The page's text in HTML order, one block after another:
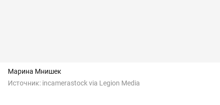
Марина Мнишек
Источник: incamerastock via Legion Media